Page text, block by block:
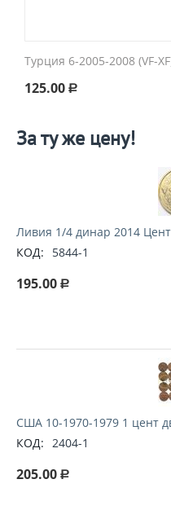
Турция 6-2005-2008 (VF-
125.00 Р
За ту же цену!
Ливия 1/4 динар 2014
КОД:
5844-1
195.00 Р
США 10-1970-1979 1 цент
КОД: 2404-1
205.00 Р